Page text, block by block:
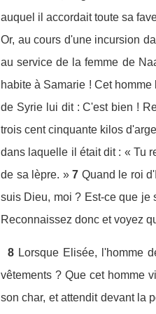
auquel il accordait toute sa
Or, au cours d'une incursion
au service de la femme de
habite à Samarie ! Cet
de Syrie lui dit : C'est bien !
trois cent cinquante kilos
dans laquelle il était dit : « Tu
de sa lèpre. » 7 Quand le roi
suis Dieu, moi ? Est-ce que je
Reconnaissez donc et voyez
8 Lorsque Elisée, l'homme
vêtements ? Que cet homme
son char, et attendit devant la